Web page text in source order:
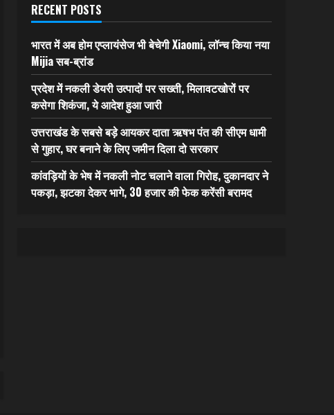
RECENT POSTS
भारत में अब होम एप्लायंसेज भी बेचेगी Xiaomi, लॉन्च किया नया
Mijia सब-ब्रांड
प्रदेश में नकली डेयरी उत्पादों पर सख्ती, मिलावटखोरों पर
कसेगा शिकंजा, ये आदेश हुआ जारी
उत्तराखंड के सबसे बड़े आयकर दाता ऋषभ पंत की सीएम धामी
से गुहार, घर बनाने के लिए जमीन दिला दो सरकार
कांवड़ियों के भेष में नकली नोट चलाने वाला गिरोह, दुकानदार ने
पकड़ा, झटका देकर भागे, 30 हजार की फेक करेंसी बरामद